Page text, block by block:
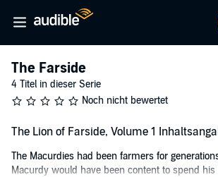
The Farside
4 Titel in dieser Serie
Noch nicht bewertet
The Lion of Farside, Volume 1
The Macurdies had been farmers for
Macurdy would have been content to spend